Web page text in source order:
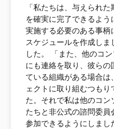
「私たちは、与えられ
を確実に完了できるよ
実施する必要のある事
スケジュールを作成しま
した。 「また、他のコ
にも連絡を取り、彼らの
ている組織がある場合
ェクトに取り組むつも
た。それで私は他のコ
たちと非公式の諮問委
参加できるようにしまし